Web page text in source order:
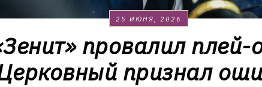
25 ИЮНЯ, 2026
провалил
признал